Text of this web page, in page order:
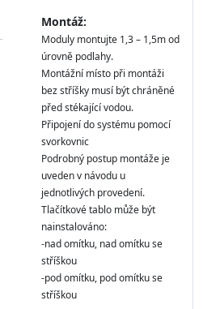
Montáž:
Moduly montujte 1,3 – 1,5m od
úrovně podlahy.
Montážní místo při montáži
bez stříšky musí být chráněné
před stékající vodou.
Připojení do systému pomocí
svorkovnic
Podrobný postup montáže je
uveden v návodu u
jednotlivých provedení.
Tlačítkové tablo může být
nainstalováno:
-nad omítku, nad omítku se
stříškou
-pod omítku, pod omítku se
stříškou